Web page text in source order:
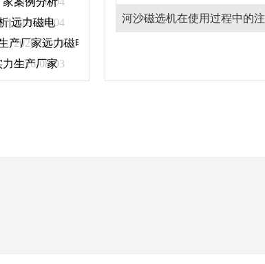
2026-08-04
|远力磁电
2026-08-03
产厂家远力磁电现场案例分享
2026-08-03
生产厂家
什么用,主要用在
物料上
河沙磁选机在使用过程中的注